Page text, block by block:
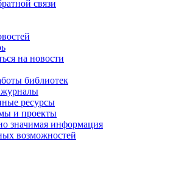
связи
на новости
библиотек
журналы
ресурсы
и проекты
значимая информация
возможностей